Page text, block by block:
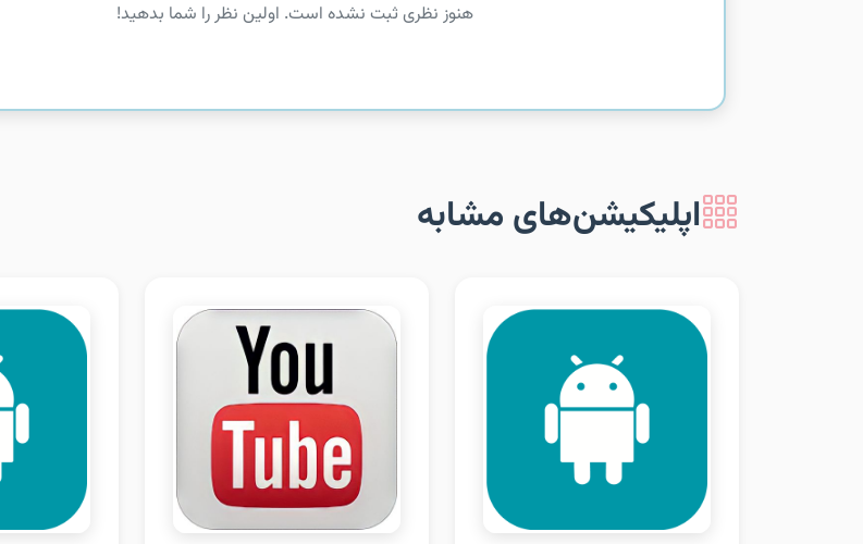
هنوز نظری ثبت نشده است. اولین نظر را شما بدهید!
اپلیکیشن‌های مشابه